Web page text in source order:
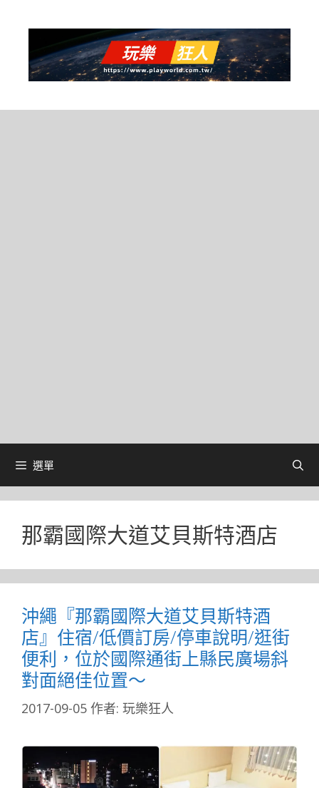
選單
那霸國際大道艾貝斯特酒店
沖繩『那霸國際大道艾貝斯特酒
店』住宿/低價訂房/停車說明/逛街
便利，位於國際通街上縣民廣場斜
對面絕佳位置～
2017-09-05 作者: 玩樂狂人